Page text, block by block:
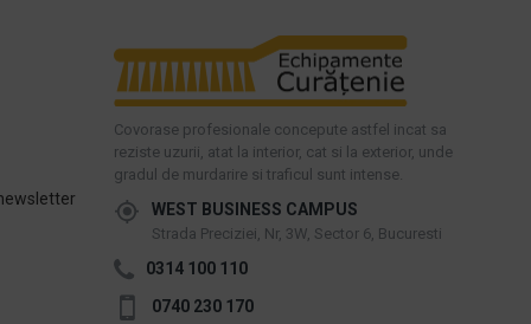
Covorase profesionale concepute astfel incat sa
reziste uzurii, atat la interior, cat si la exterior, unde
gradul de murdarire si traficul sunt intense.
WEST BUSINESS CAMPUS
Strada Preciziei, Nr, 3W, Sector 6, Bucuresti
0314 100 110
0740 230 170